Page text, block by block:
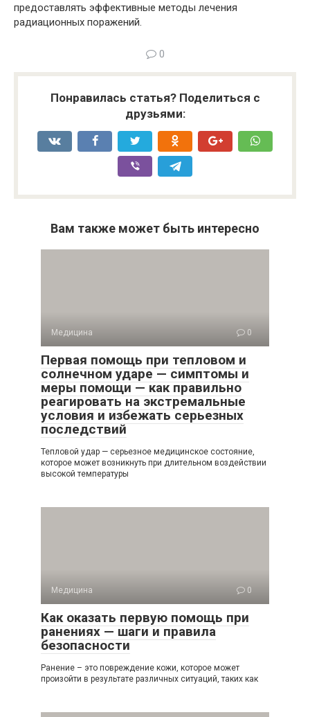
предоставлять эффективные методы лечения
радиационных поражений.
0
Понравилась статья? Поделиться с
друзьями:
Вам также может быть интересно
Медицина 0
Первая помощь при тепловом и
солнечном ударе — симптомы и
меры помощи — как правильно
реагировать на экстремальные
условия и избежать серьезных
последствий
Тепловой удар — серьезное медицинское состояние,
которое может возникнуть при длительном воздействии
высокой температуры
Медицина 0
Как оказать первую помощь при
ранениях — шаги и правила
безопасности
Ранение – это повреждение кожи, которое может
произойти в результате различных ситуаций, таких как